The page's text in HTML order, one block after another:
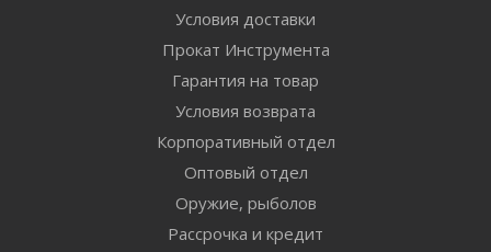
Условия доставки
Прокат Инструмента
Гарантия на товар
Условия возврата
Корпоративный отдел
Оптовый отдел
Оружие, рыболов
Рассрочка и кредит